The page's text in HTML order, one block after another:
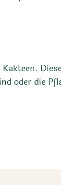
oder die